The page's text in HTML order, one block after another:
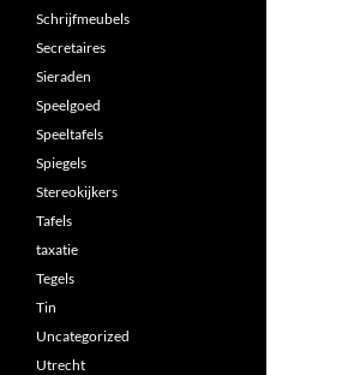
Schrijfmeubels
Secretaires
Sieraden
Speelgoed
Speeltafels
Spiegels
Stereokijkers
Tafels
taxatie
Tegels
Tin
Uncategorized
Utrecht